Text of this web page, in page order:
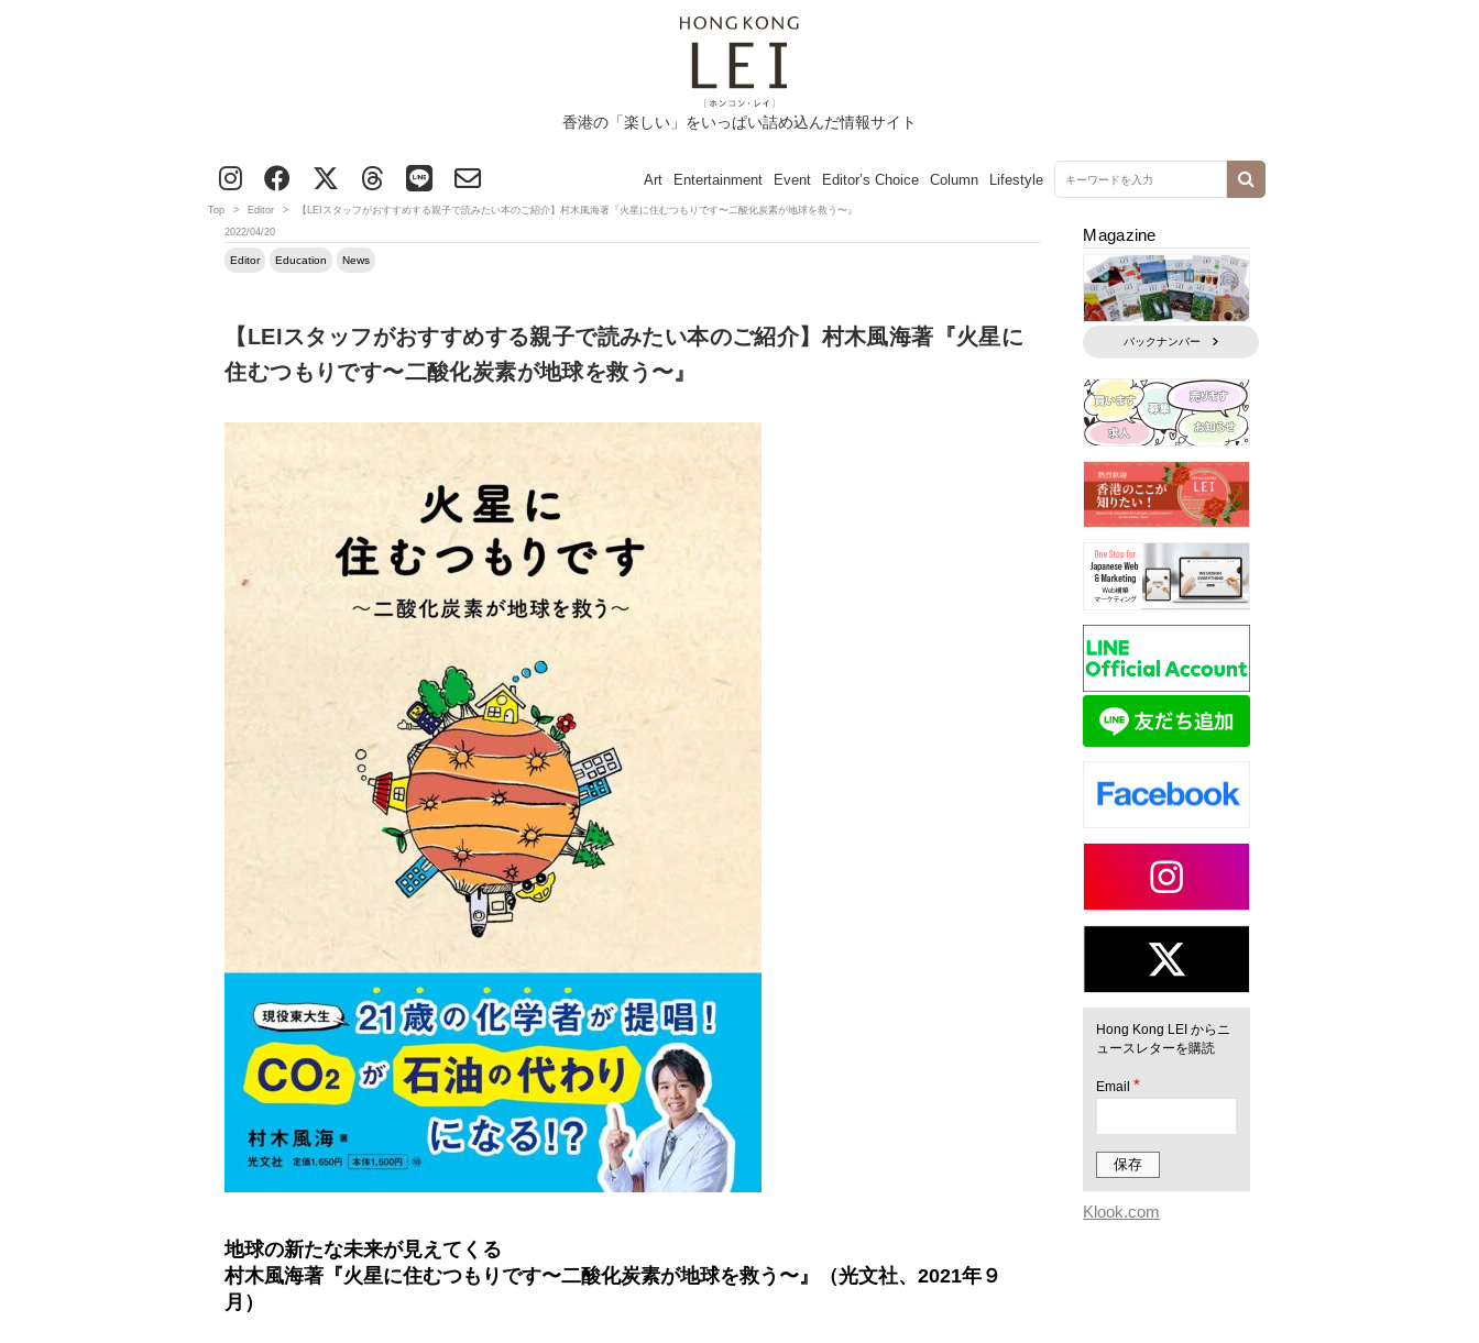
香港の「楽しい」をいっぱい詰め込んだ情報サイト
Art Entertainment Event Editor’s Choice Column Lifestyle
Top > Editor >
【LEIスタッフがおすすめする親子で読みたい本のご紹介】村木風海著『火星に住むつもりです〜二酸化炭素が地球を救う〜』
2022/04/20
Editor Education News
【LEIスタッフがおすすめする親子で読みたい本のご紹介】村木風海著『火星に
住むつもりです〜二酸化炭素が地球を救う〜』
地球の新たな未来が見えてくる
村木風海著『火星に住むつもりです〜二酸化炭素が地球を救う〜』（光文社、2021年９
月）
Magazine
バックナンバー
Hong Kong LEI からニ
ュースレターを購読
Email*
Klook.com